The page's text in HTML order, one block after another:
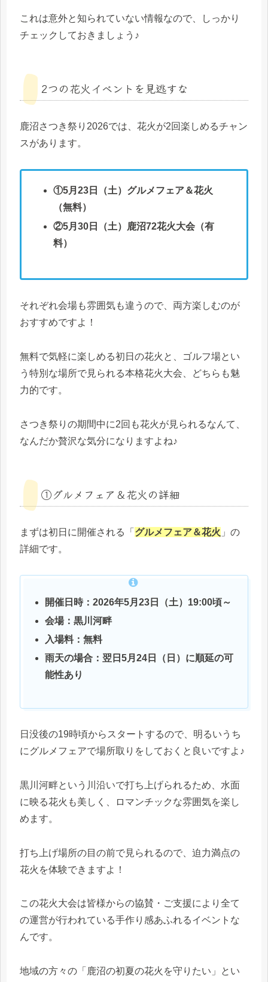
これは意外と知られていない情報なので、しっかり
チェックしておきましょう♪
2つの花火イベントを見逃すな
鹿沼さつき祭り2026では、花火が2回楽しめるチャン
スがあります。
①5月23日（土）グルメフェア＆花火
（無料）
②5月30日（土）鹿沼72花火大会（有
料）
それぞれ会場も雰囲気も違うので、両方楽しむのが
おすすめですよ！
無料で気軽に楽しめる初日の花火と、ゴルフ場とい
う特別な場所で見られる本格花火大会、どちらも魅
力的です。
さつき祭りの期間中に2回も花火が見られるなんて、
なんだか贅沢な気分になりますよね♪
①グルメフェア＆花火の詳細
まずは初日に開催される「 グルメフェア＆花火 」の
詳細です。
開催日時：2026年5月23日（土）19:00頃～
会場：黒川河畔
入場料：無料
雨天の場合：翌日5月24日（日）に順延の可
能性あり
日没後の19時頃からスタートするので、明るいうち
にグルメフェアで場所取りをしておくと良いですよ♪
黒川河畔という川沿いで打ち上げられるため、水面
に映る花火も美しく、ロマンチックな雰囲気を楽し
めます。
打ち上げ場所の目の前で見られるので、迫力満点の
花火を体験できますよ！
この花火大会は皆様からの協賛・ご支援により全て
の運営が行われている手作り感あふれるイベントな
んです。
地域の方々の「鹿沼の初夏の花火を守りたい」とい